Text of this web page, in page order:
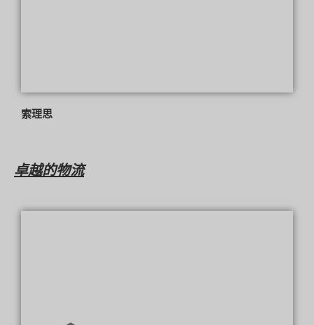
索理思
卓越的物流